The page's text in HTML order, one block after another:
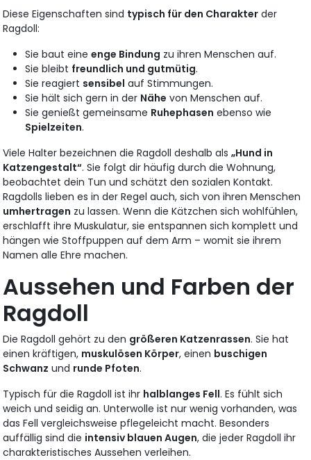
Diese Eigenschaften sind typisch für den Charakter der
Ragdoll:
Sie baut eineenge Bindung zu ihren Menschen auf.
Sie bleibt freundlich und gutmütig.
Sie reagiert sensibel auf Stimmungen.
Sie hält sich gern in der Nähe von Menschen auf.
Sie genießt gemeinsame Ruhephasen ebenso wie
Spielzeiten.
Viele Halter bezeichnen die Ragdoll deshalb als„Hund in
Katzengestalt“. Sie folgt dir häufig durch die Wohnung,
beobachtet dein Tun und schätzt den sozialen Kontakt.
Ragdolls lieben es in der Regel auch, sich von ihren Menschen
umhertragen zu lassen. Wenn die Kätzchen sich wohlfühlen,
erschlafft ihre Muskulatur, sie entspannen sich komplett und
hängen wie Stoffpuppen auf dem Arm – womit sie ihrem
Namen alle Ehre machen.
Aussehen und Farben der
Ragdoll
Die Ragdoll gehört zu den größeren Katzenrassen. Sie hat
einen kräftigen, muskulösen Körper, einen buschigen
Schwanz und runde Pfoten.
Typisch für die Ragdoll ist ihr halblanges Fell. Es fühlt sich
weich und seidig an. Unterwolle ist nur wenig vorhanden, was
das Fell vergleichsweise pflegeleicht macht. Besonders
auffällig sind die intensiv blauen Augen, die jeder Ragdoll ihr
charakteristisches Aussehen verleihen.